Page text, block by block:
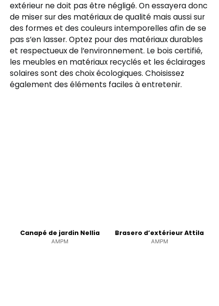
extérieur ne doit pas être négligé. On essayera donc
de miser sur des matériaux de qualité mais aussi sur
des formes et des couleurs intemporelles afin de se
pas s’en lasser. Optez pour des matériaux durables
et respectueux de l’environnement. Le bois certifié,
les meubles en matériaux recyclés et les éclairages
solaires sont des choix écologiques. Choisissez
également des éléments faciles à entretenir.
Canapé de jardin Nellia
AMPM
Brasero d’extérieur Attila
AMPM